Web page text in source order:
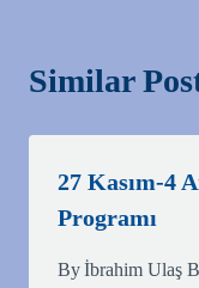
Similar
27 Kasım-4
Programı
Byİbrahim Ulaş